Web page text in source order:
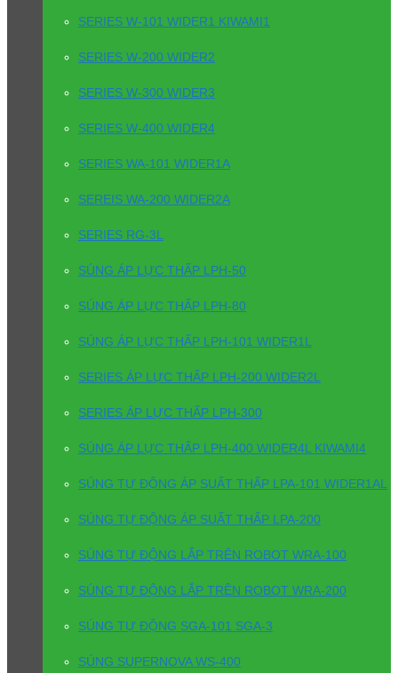
SERIES W-101 WIDER1 KIWAMI1
SERIES W-200 WIDER2
SERIES W-300 WIDER3
SERIES W-400 WIDER4
SERIES WA-101 WIDER1A
SEREIS WA-200 WIDER2A
SERIES RG-3L
SÚNG ÁP LỰC THẤP LPH-50
SÚNG ÁP LỰC THẤP LPH-80
SÚNG ÁP LỰC THẤP LPH-101 WIDER1L
SERIES ÁP LỰC THẤP LPH-200 WIDER2L
SERIES ÁP LỰC THẤP LPH-300
SÚNG ÁP LỰC THẤP LPH-400 WIDER4L KIWAMI4
SÚNG TỰ ĐỘNG ÁP SUẤT THẤP LPA-101 WIDER1AL
SÚNG TỰ ĐỘNG ÁP SUẤT THẤP LPA-200
SÚNG TỰ ĐỘNG LẮP TRÊN ROBOT WRA-100
SÚNG TỰ ĐỘNG LẮP TRÊN ROBOT WRA-200
SÚNG TỰ ĐỘNG SGA-101 SGA-3
SÚNG SUPERNOVA WS-400